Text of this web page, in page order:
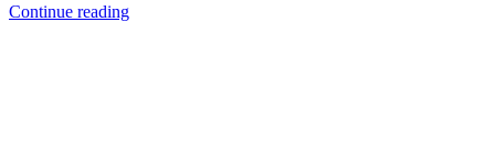
Continue reading